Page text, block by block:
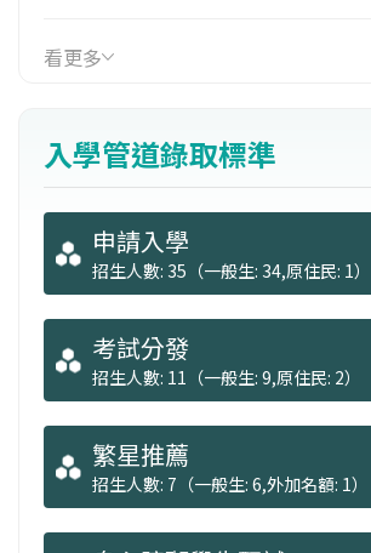
照或國家考試。2.專業必修科目涵
以及相關研究專案。畢業後發展：
險管理分析師、財務分析人員、
品分析規劃人員。
看更多
入學管道錄取標準
申請入學
招生人數: 35（一般生: 34,原住民: 1）
考試分發
招生人數: 11（一般生: 9,原住民: 2）
繁星推薦
招生人數: 7（一般生: 6,外加名額: 1）